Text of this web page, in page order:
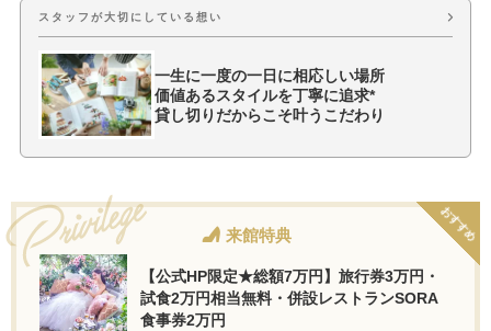
スタッフが大切にしている想い
一生に一度の一日に相応しい場所
価値あるスタイルを丁寧に追求*
貸し切りだからこそ叶うこだわり
おすすめ
来館特典
【公式HP限定★総額7万円】旅行券3万円・
試食2万円相当無料・併設レストランSORA
食事券2万円